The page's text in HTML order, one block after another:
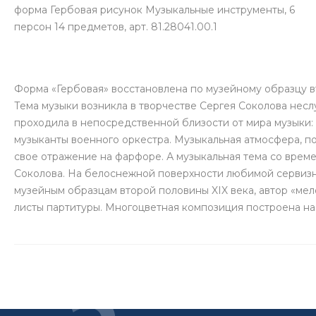
форма Гербовая рисунок Музыкальные инструменты, 6
персон 14 предметов, арт. 81.28041.00.1
Форма «Гербовая» восстановлена по музейному образцу
Тема музыки возникла в творчестве Сергея Соколова
проходила в непосредственной близости от мира
музыканты военного оркестра. Музыкальная атмосфера,
свое отражение на фарфоре. А музыкальная тема со
Соколова. На белоснежной поверхности любимой
музейным образцам второй половины XIX века, автор
листы партитуры. Многоцветная композиция построена